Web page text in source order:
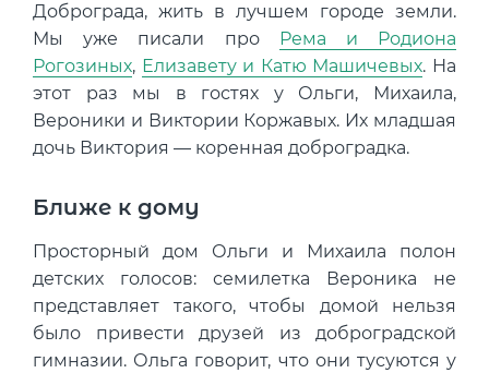
Доброграда, жить в лучшем городе земли.
Мы уже писали про
Рема и Родиона
Рогозиных, Елизавету и Катю Машичевых. На
этот раз мы в гостях у Ольги, Михаила,
Вероники и Виктории Коржавых. Их младшая
дочь Виктория — коренная доброградка.
Ближе к дому
Просторный дом Ольги и Михаила полон
детских голосов: семилетка Вероника не
представляет такого, чтобы домой нельзя
было привести друзей из доброградской
гимназии. Ольга говорит, что они тусуются у